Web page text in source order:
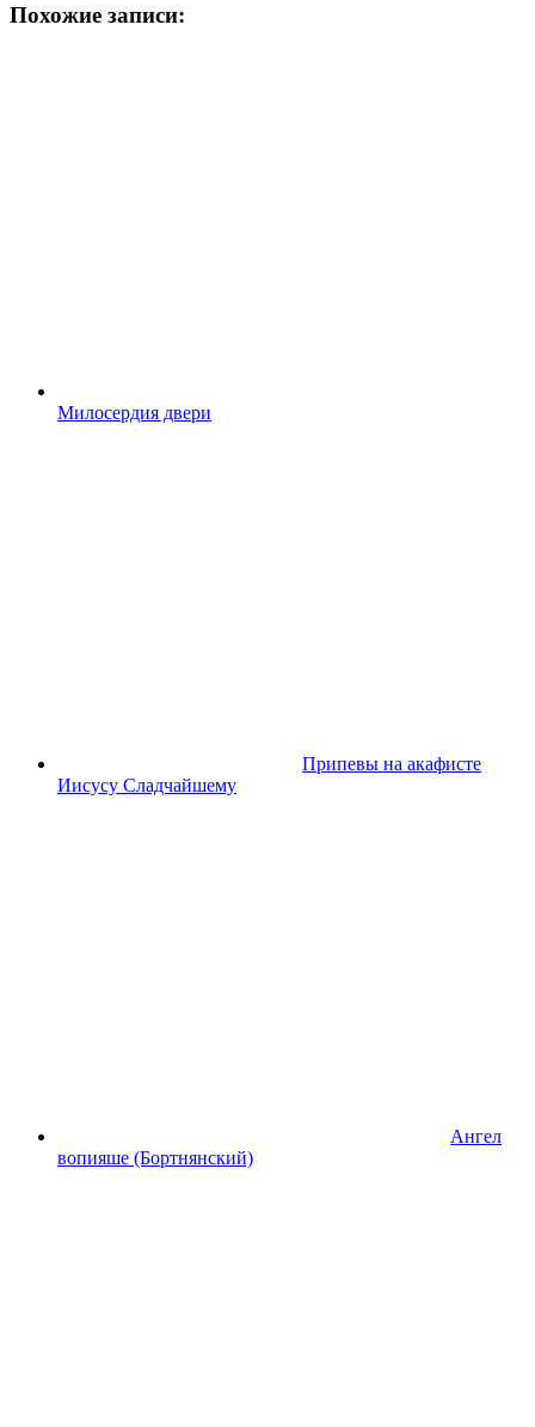
Похожие записи:
Милосердия двери
Припевы на акафисте
Иисусу Сладчайшему
Ангел
вопияше (Бортнянский)